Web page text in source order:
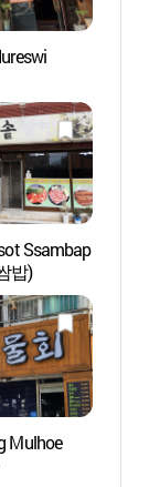
갈비)
Ssambap
밥)
Mulhoe